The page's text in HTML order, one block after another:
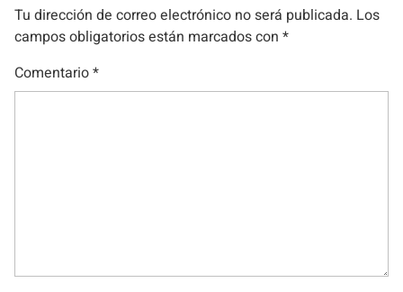
Tu dirección de correo electrónico no será publicada. Los
campos obligatorios están marcados con *
Comentario*